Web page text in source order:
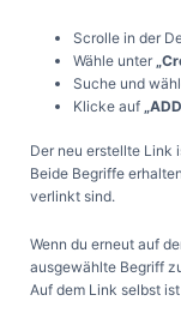
Scrolle in der
Wähle unter
Suche und
Klicke auf
Der neu erstellte Link
Beide Begriffe
verlinkt sind.
Wenn du erneut auf
ausgewählte Begriff
Auf dem Link selbst